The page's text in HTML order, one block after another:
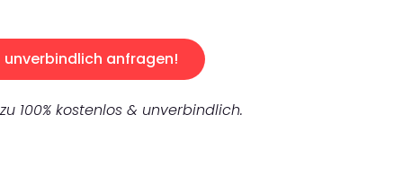
unverbindlich anfragen!
100% kostenlos & unverbindlich.